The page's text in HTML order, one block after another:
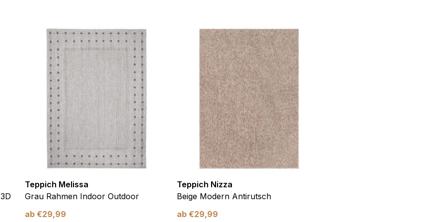
Teppich Melissa
Grau Rahmen Indoor Outdoor
ab €29,99
Teppich Nizza
Beige Modern Antirutsch
ab €29,99
sammeln und melden.
verwendet, um Benutzer über Websites hinweg zu verfolgen. Das Ziel ist es, Anzeigen
Benutzer relevant und ansprechend sind und somit wertvoller für Herausgeber und
sind solche, die analysiert werden und noch keiner Kategorie zugeordnet wurden.